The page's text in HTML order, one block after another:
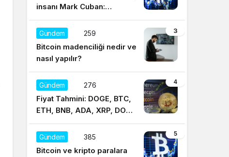
insanı Mark Cuban:
Satışların yüzde 95’i
Dogecoin ile
3
Gündem 259
Bitcoin madenciliği nedir ve
nasıl yapılır?
4
Gündem 276
Fiyat Tahmini: DOGE, BTC,
ETH, BNB, ADA, XRP, DOT,
UNI, SOL, LTC
5
Gündem 385
Bitcoin ve kripto paralara